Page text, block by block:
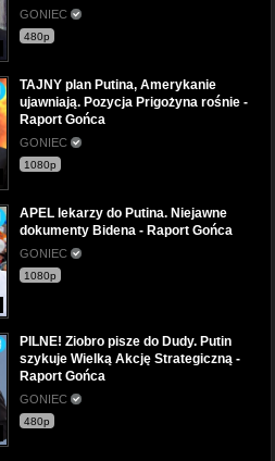
GONIEC
480p
TAJNY plan Putina, Amerykanie
ujawniają. Pozycja Prigożyna rośnie -
Raport Gońca
GONIEC
1080p
APEL lekarzy do Putina. Niejawne
dokumenty Bidena - Raport Gońca
GONIEC
1080p
PILNE! Ziobro pisze do Dudy. Putin
szykuje Wielką Akcję Strategiczną -
Raport Gońca
GONIEC
480p